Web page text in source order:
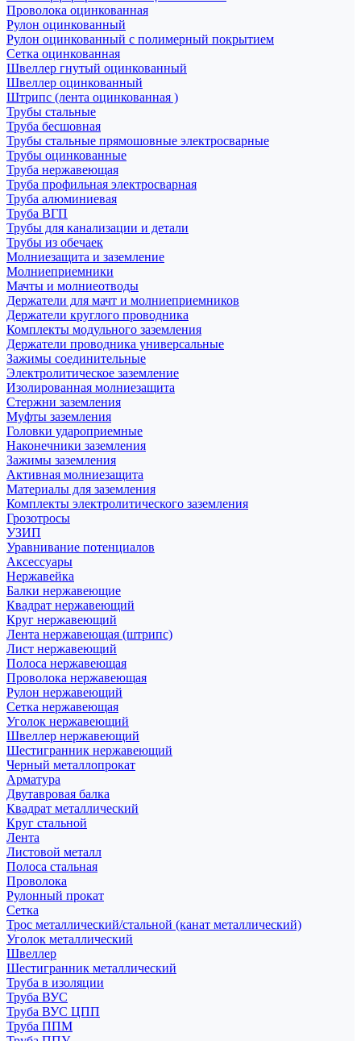
Проволока оцинкованная
Рулон оцинкованный
Рулон оцинкованный с полимерный покрытием
Сетка оцинкованная
Швеллер гнутый оцинкованный
Швеллер оцинкованный
Штрипс (лента оцинкованная )
Трубы стальные
Труба бесшовная
Трубы стальные прямошовные электросварные
Трубы оцинкованные
Труба нержавеющая
Труба профильная электросварная
Труба алюминиевая
Труба ВГП
Трубы для канализации и детали
Трубы из обечаек
Молниезащита и заземление
Молниеприемники
Мачты и молниеотводы
Держатели для мачт и молниеприемников
Держатели круглого проводника
Комплекты модульного заземления
Держатели проводника универсальные
Зажимы соединительные
Электролитическое заземление
Изолированная молниезащита
Стержни заземления
Муфты заземления
Головки удароприемные
Наконечники заземления
Зажимы заземления
Активная молниезащита
Материалы для заземления
Комплекты электролитического заземления
Грозотросы
УЗИП
Уравнивание потенциалов
Аксессуары
Нержавейка
Балки нержавеющие
Квадрат нержавеющий
Круг нержавеющий
Лента нержавеющая (штрипс)
Лист нержавеющий
Полоса нержавеющая
Проволока нержавеющая
Рулон нержавеющий
Сетка нержавеющая
Уголок нержавеющий
Швеллер нержавеющий
Шестигранник нержавеющий
Черный металлопрокат
Арматура
Двутавровая балка
Квадрат металлический
Круг стальной
Лента
Листовой металл
Полоса стальная
Проволока
Рулонный прокат
Сетка
Трос металлический/стальной (канат металлический)
Уголок металлический
Швеллер
Шестигранник металлический
Труба в изоляции
Труба ВУС
Труба ВУС ЦПП
Труба ППМ